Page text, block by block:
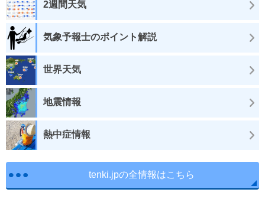
2週間天気
気象予報士のポイント解説
世界天気
地震情報
熱中症情報
tenki.jpの全情報はこちら